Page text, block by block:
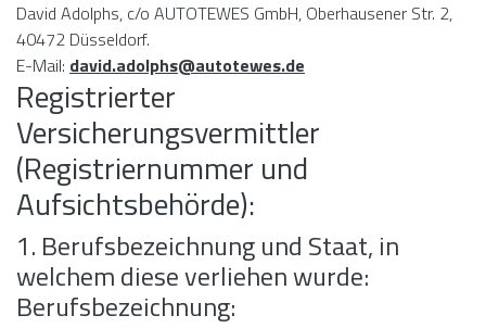
David Adolphs, c/o AUTOTEWES GmbH, Oberhausener Str. 2,
40472 Düsseldorf.
E-Mail: david.adolphs@autotewes.de
Registrierter
Versicherungsvermittler
(Registriernummer und
Aufsichtsbehörde):
1. Berufsbezeichnung und Staat, in
welchem diese verliehen wurde:
Berufsbezeichnung: